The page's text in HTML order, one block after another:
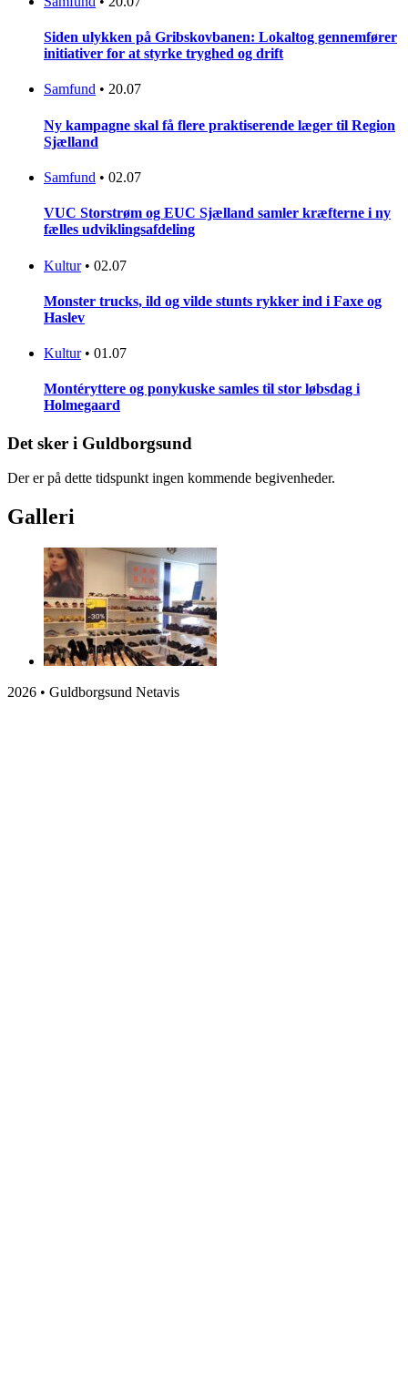
Siden ulykken på Gribskovbanen: Lokaltog gennemfører
initiativer for at styrke tryghed og drift
Samfund • 20.07
Ny kampagne skal få flere praktiserende læger til Region
Sjælland
Samfund • 02.07
VUC Storstrøm og EUC Sjælland samler kræfterne i ny
fælles udviklingsafdeling
Kultur • 02.07
Monster trucks, ild og vilde stunts rykker ind i Faxe og
Haslev
Kultur • 01.07
Montéryttere og ponykuske samles til stor løbsdag i
Holmegaard
Det sker i Guldborgsund
Der er på dette tidspunkt ingen kommende begivenheder.
Galleri
2026 • Guldborgsund Netavis